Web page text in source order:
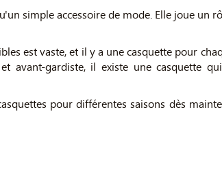
simple accessoire de mode. Elle joue un
est vaste, et il y a une casquette pour
avant-gardiste, il existe une casquette
pour différentes saisons dès